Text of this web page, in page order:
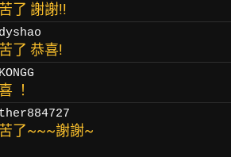
了 謝謝!!
了 恭喜!
！
了~~~謝謝~